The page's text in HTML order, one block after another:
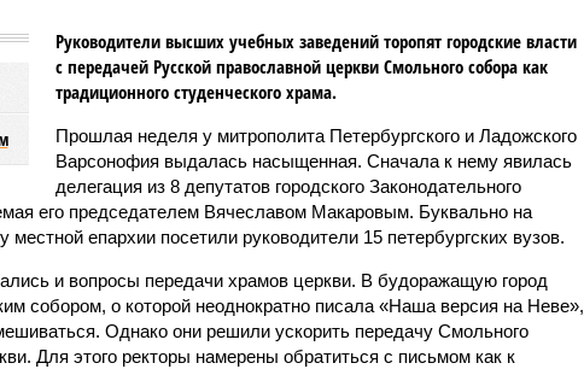
Руководители высших учебных заведений торопят городские власти
с передачей Русской православной церкви Смольного собора как
традиционного студенческого храма.
Прошлая неделя у митрополита Петербургского и Ладожского
Варсонофия выдалась насыщенная. Сначала к нему явилась
делегация из 8 депутатов городского Законодательного
его председателем Вячеславом Макаровым. Буквально на
епархии посетили руководители 15 петербургских вузов.
и вопросы передачи храмов церкви. В будоражащую город
собором, о которой неоднократно писала «Наша версия на Неве»,
Однако они решили ускорить передачу Смольного
Для этого ректоры намерены обратиться с письмом как к